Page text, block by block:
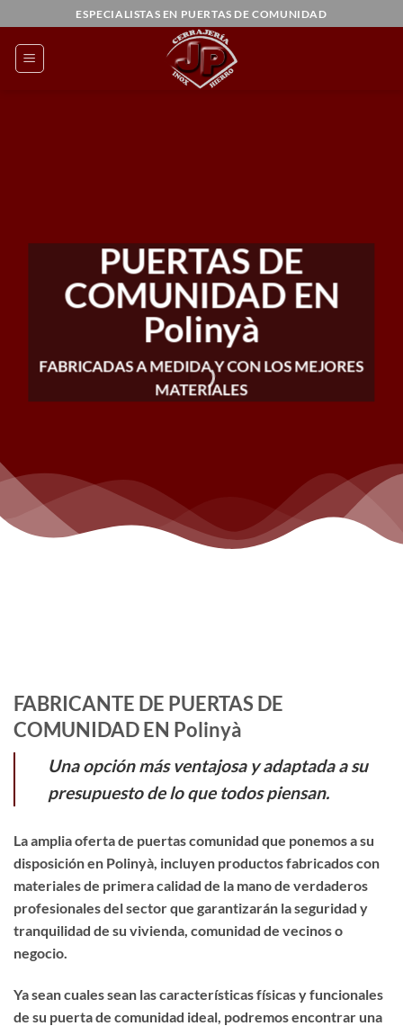
al
contenido
ESPECIALISTAS EN PUERTAS DE COMUNIDAD
PUERTAS DE
COMUNIDAD EN
Polinyà
FABRICADAS A MEDIDA Y CON LOS MEJORES
MATERIALES
FABRICANTE DE PUERTAS DE
COMUNIDAD EN Polinyà
Una opción más ventajosa y adaptada a su
presupuesto de lo que todos piensan.
La amplia oferta de puertas comunidad que ponemos a su
disposición en Polinyà, incluyen productos fabricados con
materiales de primera calidad de la mano de verdaderos
profesionales del sector que garantizarán la seguridad y
tranquilidad de su vivienda, comunidad de vecinos o
negocio.
Ya sean cuales sean las características físicas y funcionales
de su puerta de comunidad ideal, podremos encontrar una